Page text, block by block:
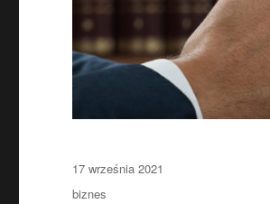
Data
publikacji
17 września 2021
Kategorie
biznes